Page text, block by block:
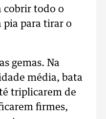
cobrir todo o
pia para tirar o
gemas. Na
média, bata
triplicarem de
firmes,